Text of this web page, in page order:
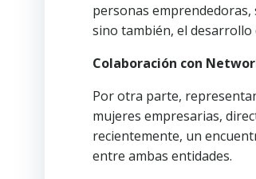
personas
sino también, el
Colaboración con
Por otra parte,
mujeres empresarias,
recientemente, un
entre ambas entidades.